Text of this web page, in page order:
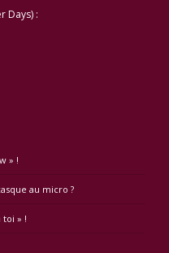
Days) :
» !
au micro ?
toi » !